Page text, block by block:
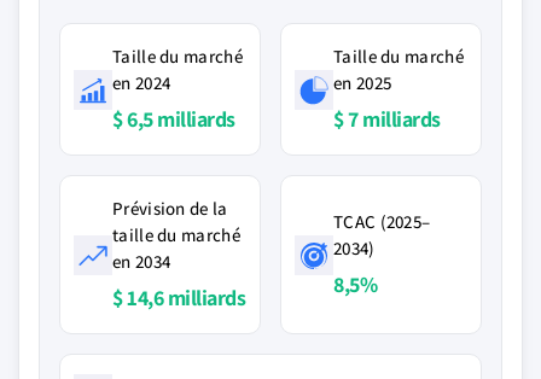
Taille du marché
en 2024
$ 6,5 milliards
Taille du marché
en 2025
$ 7 milliards
Prévision de la
taille du marché
en 2034
$ 14,6 milliards
TCAC (2025–
2034)
8,5%